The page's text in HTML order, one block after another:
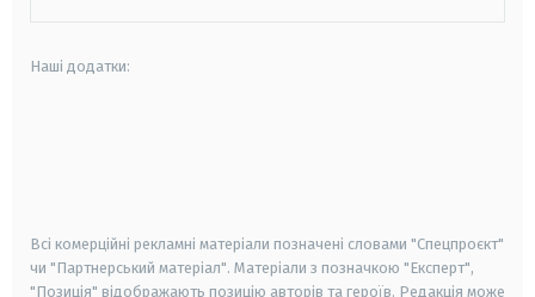
Наші додатки:
Всі комерційні рекламні матеріали позначені словами "Спецпроєкт"
чи "Партнерський матеріал". Матеріали з позначкою "Експерт",
"Позиція" відображають позицію авторів та героїв. Редакція може